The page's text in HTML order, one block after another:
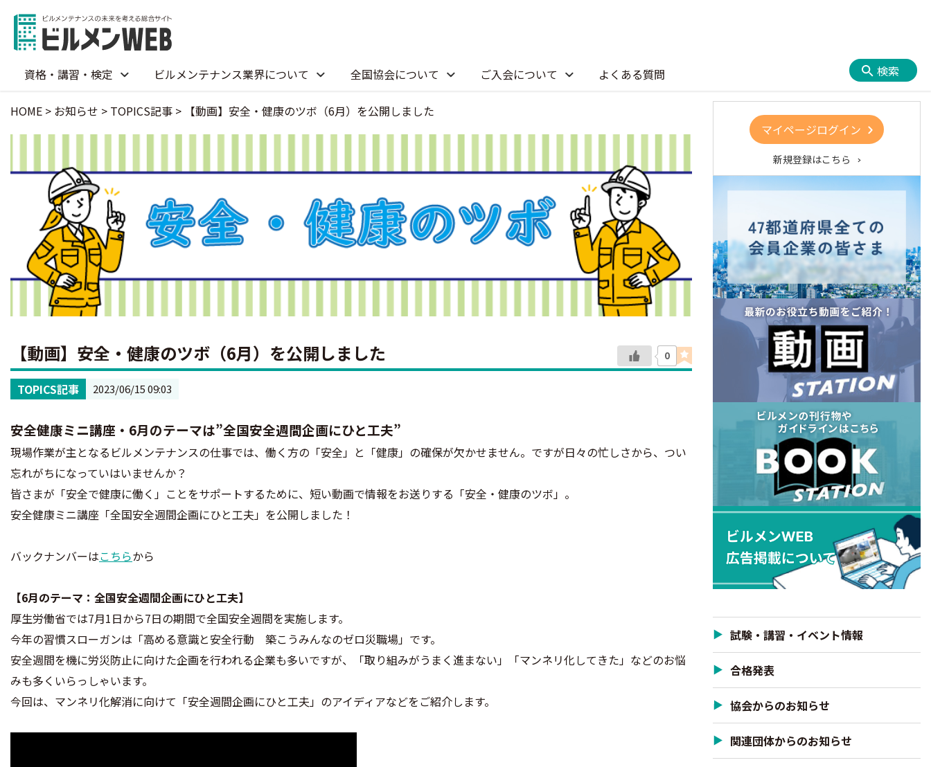
資格・講習・検定 ビルメンテナンス業界について 全国協会について ご入会について よくある質問 検索
HOME > お知らせ > TOPICS記事 > 【動画】安全・健康のツボ（6月）を公開しました
【動画】安全・健康のツボ（6月）を公開しました 0
TOPICS記事 2023/06/15 09:03
安全健康ミニ講座・6月のテーマは”全国安全週間企画にひと工夫”
現場作業が主となるビルメンテナンスの仕事では、働く方の「安全」と「健康」の確保が欠かせません。ですが日々の忙しさから、つい
忘れがちになっていはいませんか？
皆さまが「安全で健康に働く」ことをサポートするために、短い動画で情報をお送りする「安全・健康のツボ」。
安全健康ミニ講座「全国安全週間企画にひと工夫」を公開しました！
バックナンバーはこちらから
【6月のテーマ：全国安全週間企画にひと工夫】
厚生労働省では7月1日から7日の期間で全国安全週間を実施します。
今年の習慣スローガンは「高める意識と安全行動 築こうみんなのゼロ災職場」です。
安全週間を機に労災防止に向けた企画を行われる企業も多いですが、「取り組みがうまく進まない」「マンネリ化してきた」などのお悩
みも多くいらっしゃいます。
今回は、マンネリ化解消に向けて「安全週間企画にひと工夫」のアイディアなどをご紹介します。
マイページログイン
新規登録はこちら
試験・講習・イベント情報
合格発表
協会からのお知らせ
関連団体からのお知らせ